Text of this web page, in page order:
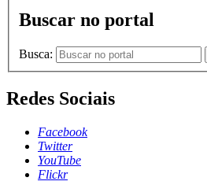
Buscar no portal
Busca:
Redes Sociais
Facebook
Twitter
YouTube
Flickr